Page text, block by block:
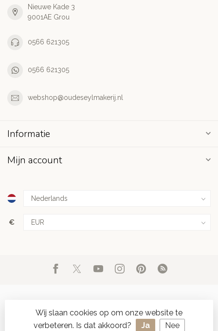
Nieuwe Kade 3
9001AE Grou
0566 621305
0566 621305
webshop@oudeseylmakerij.nl
Informatie
Mijn account
€
© Copyright 2026 d'Oude Seylmakerij- Powered by Lightspeed
Wij slaan cookies op om onze website te
verbeteren. Is dat akkoord?
Ja Nee